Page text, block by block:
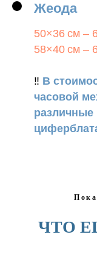
Жеода
50×36 см –
58×40 см –
‼️ В
часовой
различные
ЧТО